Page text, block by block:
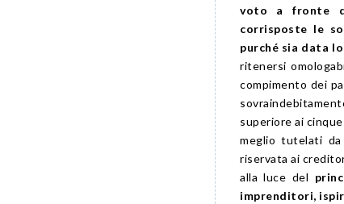
voto a fronte
corrisposte le
purché sia data
ritenersi
compimento dei
superiore ai
meglio tutelati
riservata ai
alla luce del
imprenditori,